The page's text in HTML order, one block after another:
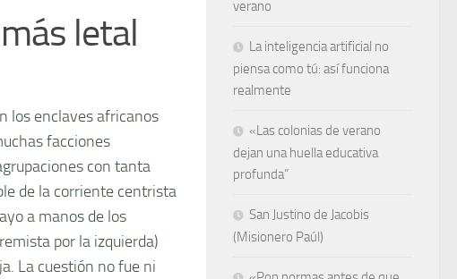
letal
los enclaves africanos
facciones
con tanta
de la corriente centrista
a manos de los
por la izquierda)
La cuestión no fue ni
verano
La inteligencia artificial no
piensa como tú: así funciona
realmente
«Las colonias de verano
dejan una huella educativa
profunda”
San Justino de Jacobis
(Misionero Paúl)